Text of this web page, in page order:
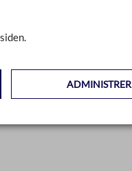
ADMINISTRER